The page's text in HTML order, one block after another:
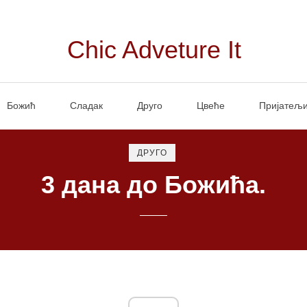
Chic Adveture It
Божић Сладак Друго Цвеће
ДРУГО
3 дана до Божића.